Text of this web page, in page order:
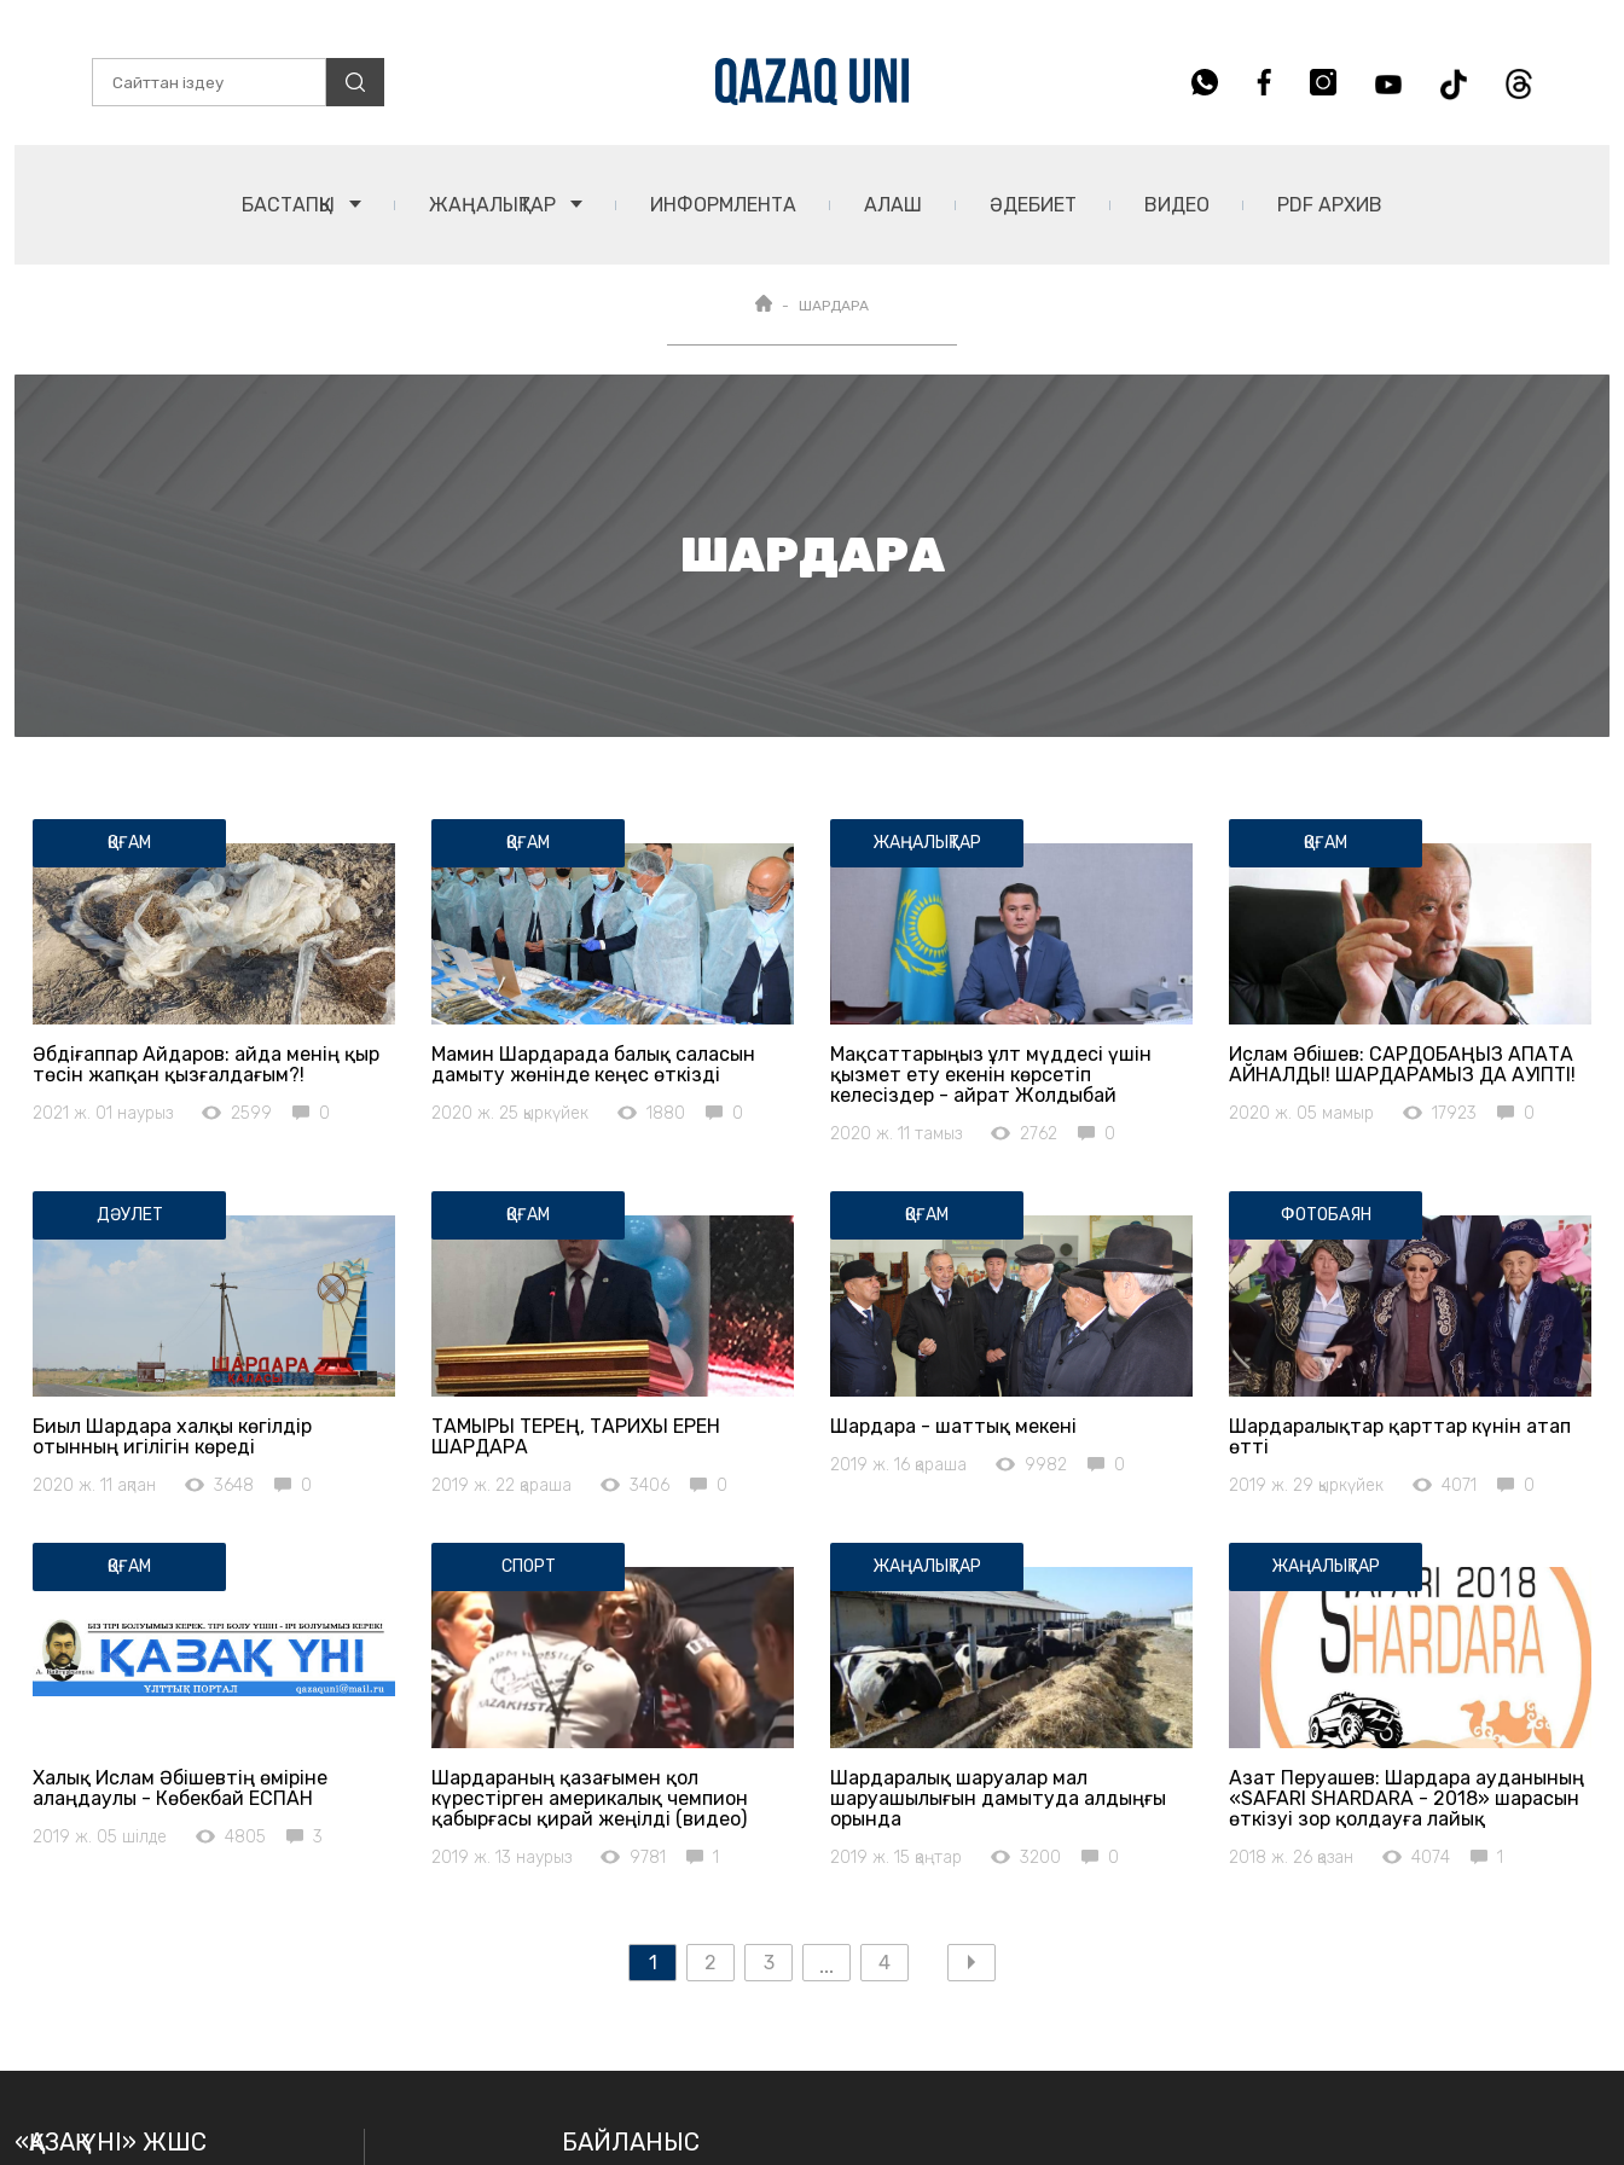
БАСТАПҚЫ ЖАҢАЛЫҚТАР ИНФОРМЛЕНТА АЛАШ ӘДЕБИЕТ ВИДЕО PDF АРХИВ
ШАРДАРА
ШАРДАРА
ҚОҒАМ
Әбдіғаппар Айдаров: Қайда менің қыр
төсін жапқан қызғалдағым?!
2021 ж. 01 наурыз 2599 0
ҚОҒАМ
Мамин Шардарада балық саласын
дамыту жөнінде кеңес өткізді
2020 ж. 25 қыркүйек 1880 0
ЖАҢАЛЫҚТАР
Мақсаттарыңыз ұлт мүддесі үшін
қызмет ету екенін көрсетіп
келесіздер - Қайрат Жолдыбай
2020 ж. 11 тамыз 2762 0
ҚОҒАМ
Ислам Әбішев: САРДОБАҢЫЗ АПАТҚА
АЙНАЛДЫ! ШАРДАРАМЫЗ ДА ҚАУІПТІ!
2020 ж. 05 мамыр 17923 0
ДӘУЛЕТ
Биыл Шардара халқы көгілдір
отынның игілігін көреді
2020 ж. 11 ақпан 3648 0
ҚОҒАМ
ТАМЫРЫ ТЕРЕҢ, ТАРИХЫ ЕРЕН
ШАРДАРА
2019 ж. 22 қараша 3406 0
ҚОҒАМ
Шардара - шаттық мекені
2019 ж. 16 қараша 9982 0
ФОТОБАЯН
Шардаралықтар қарттар күнін атап
өтті
2019 ж. 29 қыркүйек 4071 0
ҚОҒАМ
Халық Ислам Әбішевтің өміріне
алаңдаулы - Көбекбай ЕСПАН
2019 ж. 05 шілде 4805 3
СПОРТ
Шардараның қазағымен қол
күрестірген америкалық чемпион
қабырғасы қирай жеңілді (видео)
2019 ж. 13 наурыз 9781 1
ЖАҢАЛЫҚТАР
Шардаралық шаруалар мал
шаруашылығын дамытуда алдыңғы
орында
2019 ж. 15 қаңтар 3200 0
ЖАҢАЛЫҚТАР
Азат Перуашев: Шардара ауданының
«SAFARI SHARDARA - 2018» шарасын
өткізуі зор қолдауға лайық
2018 ж. 26 қазан 4074 1
1 2 3 4
«ҚАЗАҚ ҮНІ» ЖШС БАЙЛАНЫС